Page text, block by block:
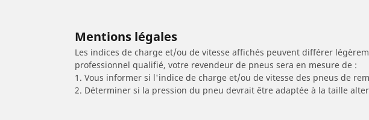
Mentions légales
Les indices de charge et/ou de vitesse affichés peuvent différer
professionnel qualifié, votre revendeur de pneus sera en mesure de :
1. Vous informer si l'indice de charge et/ou de vitesse des pneus de
2. Déterminer si la pression du pneu devrait être adaptée à la taille